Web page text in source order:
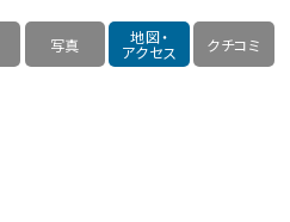
写真 地図・
アクセス クチコミ